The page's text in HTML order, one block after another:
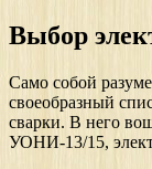
Выбор
Само собой
своеобразный
сварки. В него
УОНИ-13/15,